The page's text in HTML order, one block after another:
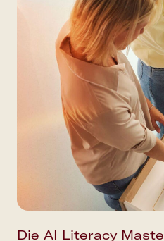
Die AI Literacy